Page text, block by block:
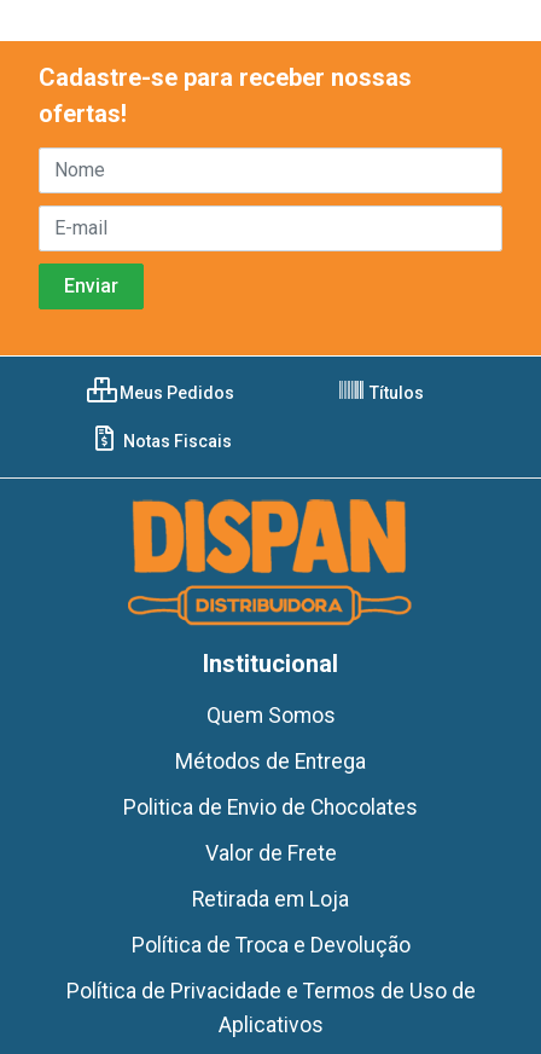
Cadastre-se para receber nossas
ofertas!
Meus Pedidos Títulos
Notas Fiscais
Institucional
Quem Somos
Métodos de Entrega
Politica de Envio de Chocolates
Valor de Frete
Retirada em Loja
Política de Troca e Devolução
Política de Privacidade e Termos de Uso de
Aplicativos